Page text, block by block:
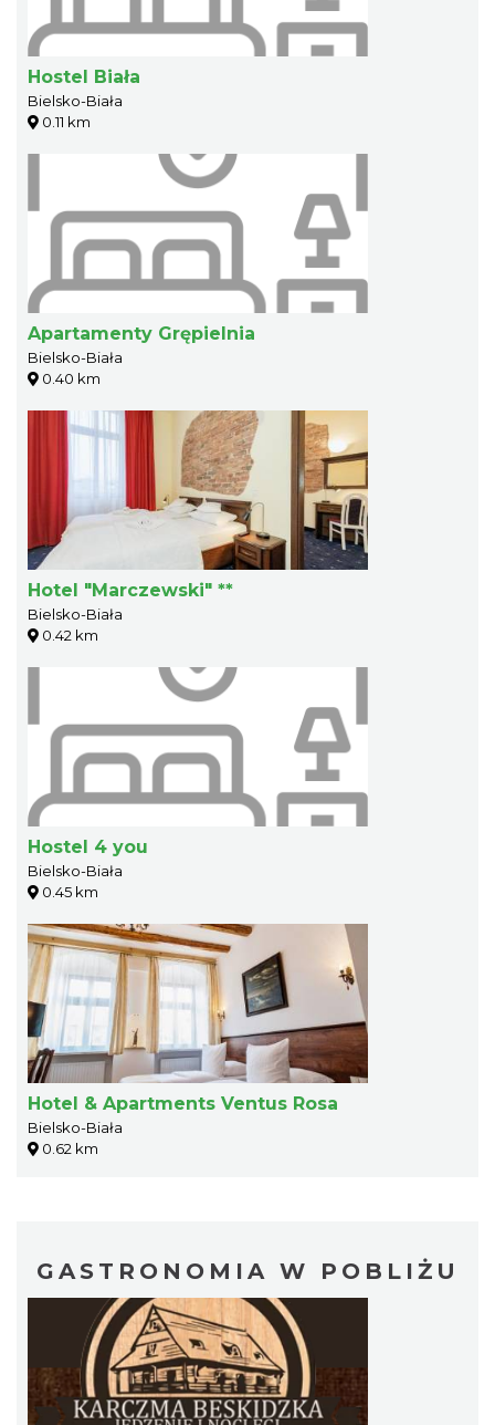
Hostel Biała
Bielsko-Biała
0.11 km
Apartamenty Grępielnia
Bielsko-Biała
0.40 km
Hotel "Marczewski" **
Bielsko-Biała
0.42 km
Hostel 4 you
Bielsko-Biała
0.45 km
Hotel & Apartments Ventus Rosa
Bielsko-Biała
0.62 km
GASTRONOMIA W POBLIŻU